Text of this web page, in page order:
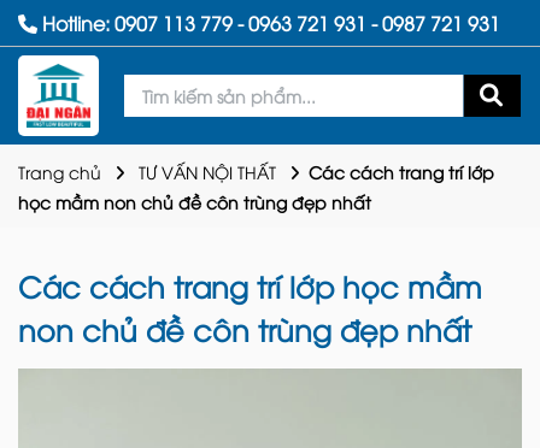
Hotline:0907 113 779-0963 721 931 -0987 721 931
Trang chủ TƯ VẤN NỘI THẤT
Các cách trang trí lớp
học mầm non chủ đề côn trùng đẹp nhất
Các cách trang trí lớp học mầm
non chủ đề côn trùng đẹp nhất